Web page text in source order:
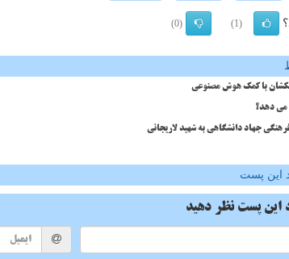
(1)
(0)
با کمک هوش مصنوعی
می دهد؟
جهاد دانشگاهی به شهید لاریجانی
این پست
این پست نظر دهید